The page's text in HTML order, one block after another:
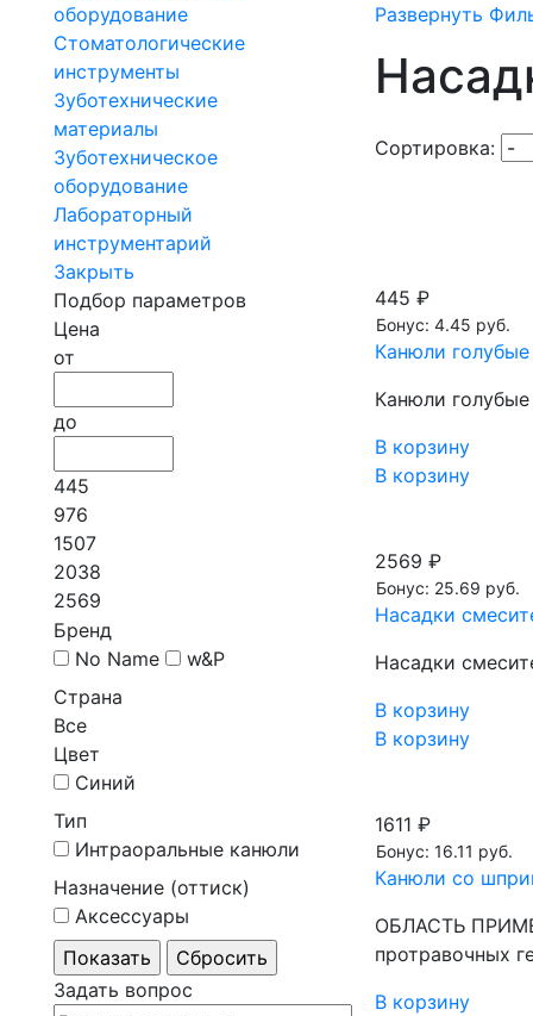
оборудование
Стоматологические
инструменты
Зуботехнические
материалы
Зуботехническое
оборудование
Лабораторный
инструментарий
Закрыть
Подбор параметров
Цена
от
до
445
976
1507
2038
2569
Бренд
No Name
w&P
Страна
Все
Цвет
Синий
Тип
Интраоральные канюли
Назначение (оттиск)
Аксессуары
Задать вопрос
Развернуть
Сортировка:
445 ₽
Бонус: 4.45 руб.
Канюли
Канюли
В корзину
В корзину
2569 ₽
Бонус: 25.69 руб.
Насадки
Насадки
В корзину
В корзину
1611 ₽
Бонус: 16.11 руб.
Канюли со
ОБЛАСТЬ
протравочных
В корзину